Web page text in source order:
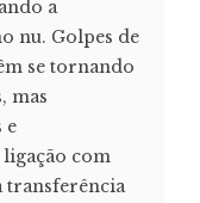
a
nu. Golpes de
se tornando
mas
e
com
transferência